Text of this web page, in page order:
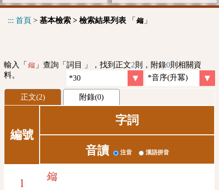
::: 首頁 > 基本檢索 > 檢索結果列表 「 鎦 」
輸入「 鎦 」查詢「詞目 」，找到正文2則，附錄0則相關資
料。
正文(2) 附錄(0)
編號
字詞
音讀 注音 漢語拼音
1
鎦